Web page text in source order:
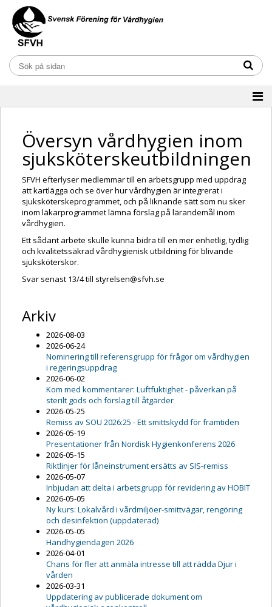
Översyn vårdhygien inom
sjuksköterskeutbildningen
SFVH efterlyser medlemmar till en arbetsgrupp med uppdrag
att kartlägga och se över hur vårdhygien är integrerat i
sjuksköterskeprogrammet, och på liknande sätt som nu sker
inom läkarprogrammet lämna förslag på lärandemål inom
vårdhygien.
Ett sådant arbete skulle kunna bidra till en mer enhetlig, tydlig
och kvalitetssäkrad vårdhygienisk utbildning för blivande
sjuksköterskor.
Svar senast 13/4 till styrelsen@sfvh.se
Arkiv
2026-08-03
2026-06-24
Nominering till referensgrupp för frågor om vårdhygien
i regeringsuppdrag
2026-06-02
Kom med kommentarer: Luftfuktighet - påverkan på
sterilt gods och förslag till åtgärder
2026-05-25
Remiss av SOU 2026:25 - Ett smittskydd för framtiden
2026-05-19
Presentationer från Nordisk Hygienkonferens 2026
2026-05-15
Riktlinjer för låneinstrument ersätts av SIS-remiss
2026-05-07
Inbjudan att delta i arbetsgrupp för revidering av HOBIT
2026-05-05
Ny kurs: Lokalvård i vårdmiljöer-smittvägar, rengöring
och desinfektion (uppdaterad)
2026-05-05
Handhygiendagen 2026
2026-04-01
Chans för fler att anmäla intresse till att rädda Djur i
vården
2026-03-31
Uppdatering av publicerade dokument om